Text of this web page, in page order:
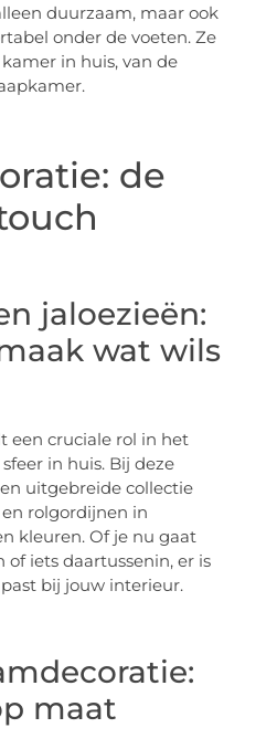
duurzaam, maar ook
onder de voeten. Ze
in huis, van de
de
jaloezieën:
wat wils
een cruciale rol in het
in huis. Bij deze
uitgebreide collectie
rolgordijnen in
kleuren. Of je nu gaat
of iets daartussenin, er is
bij jouw interieur.
maat